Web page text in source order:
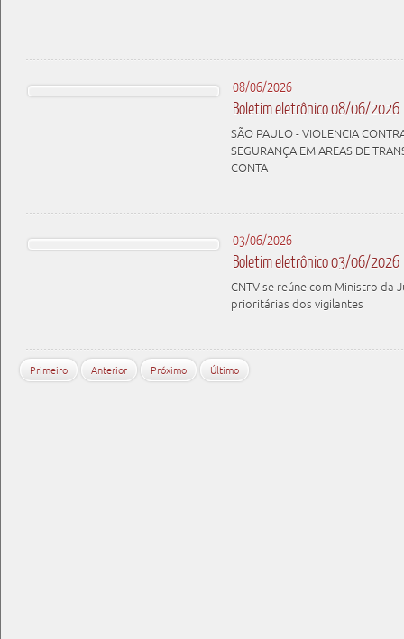
08/06/2026
Boletim eletrônico 08/06/2026
SÃO PAULO - VIOLENCIA
SEGURANÇA EM AREAS DE
CONTA
03/06/2026
Boletim eletrônico 03/06/2026
CNTV se reúne com Ministro da
prioritárias dos vigilantes
Primeiro Anterior Próximo Último